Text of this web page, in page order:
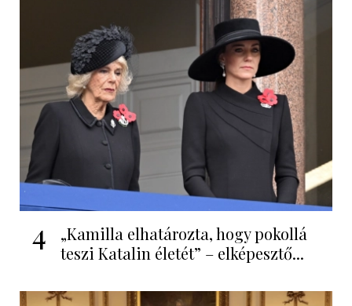
4
„Kamilla elhatározta, hogy pokollá
teszi Katalin életét” – elképesztő...